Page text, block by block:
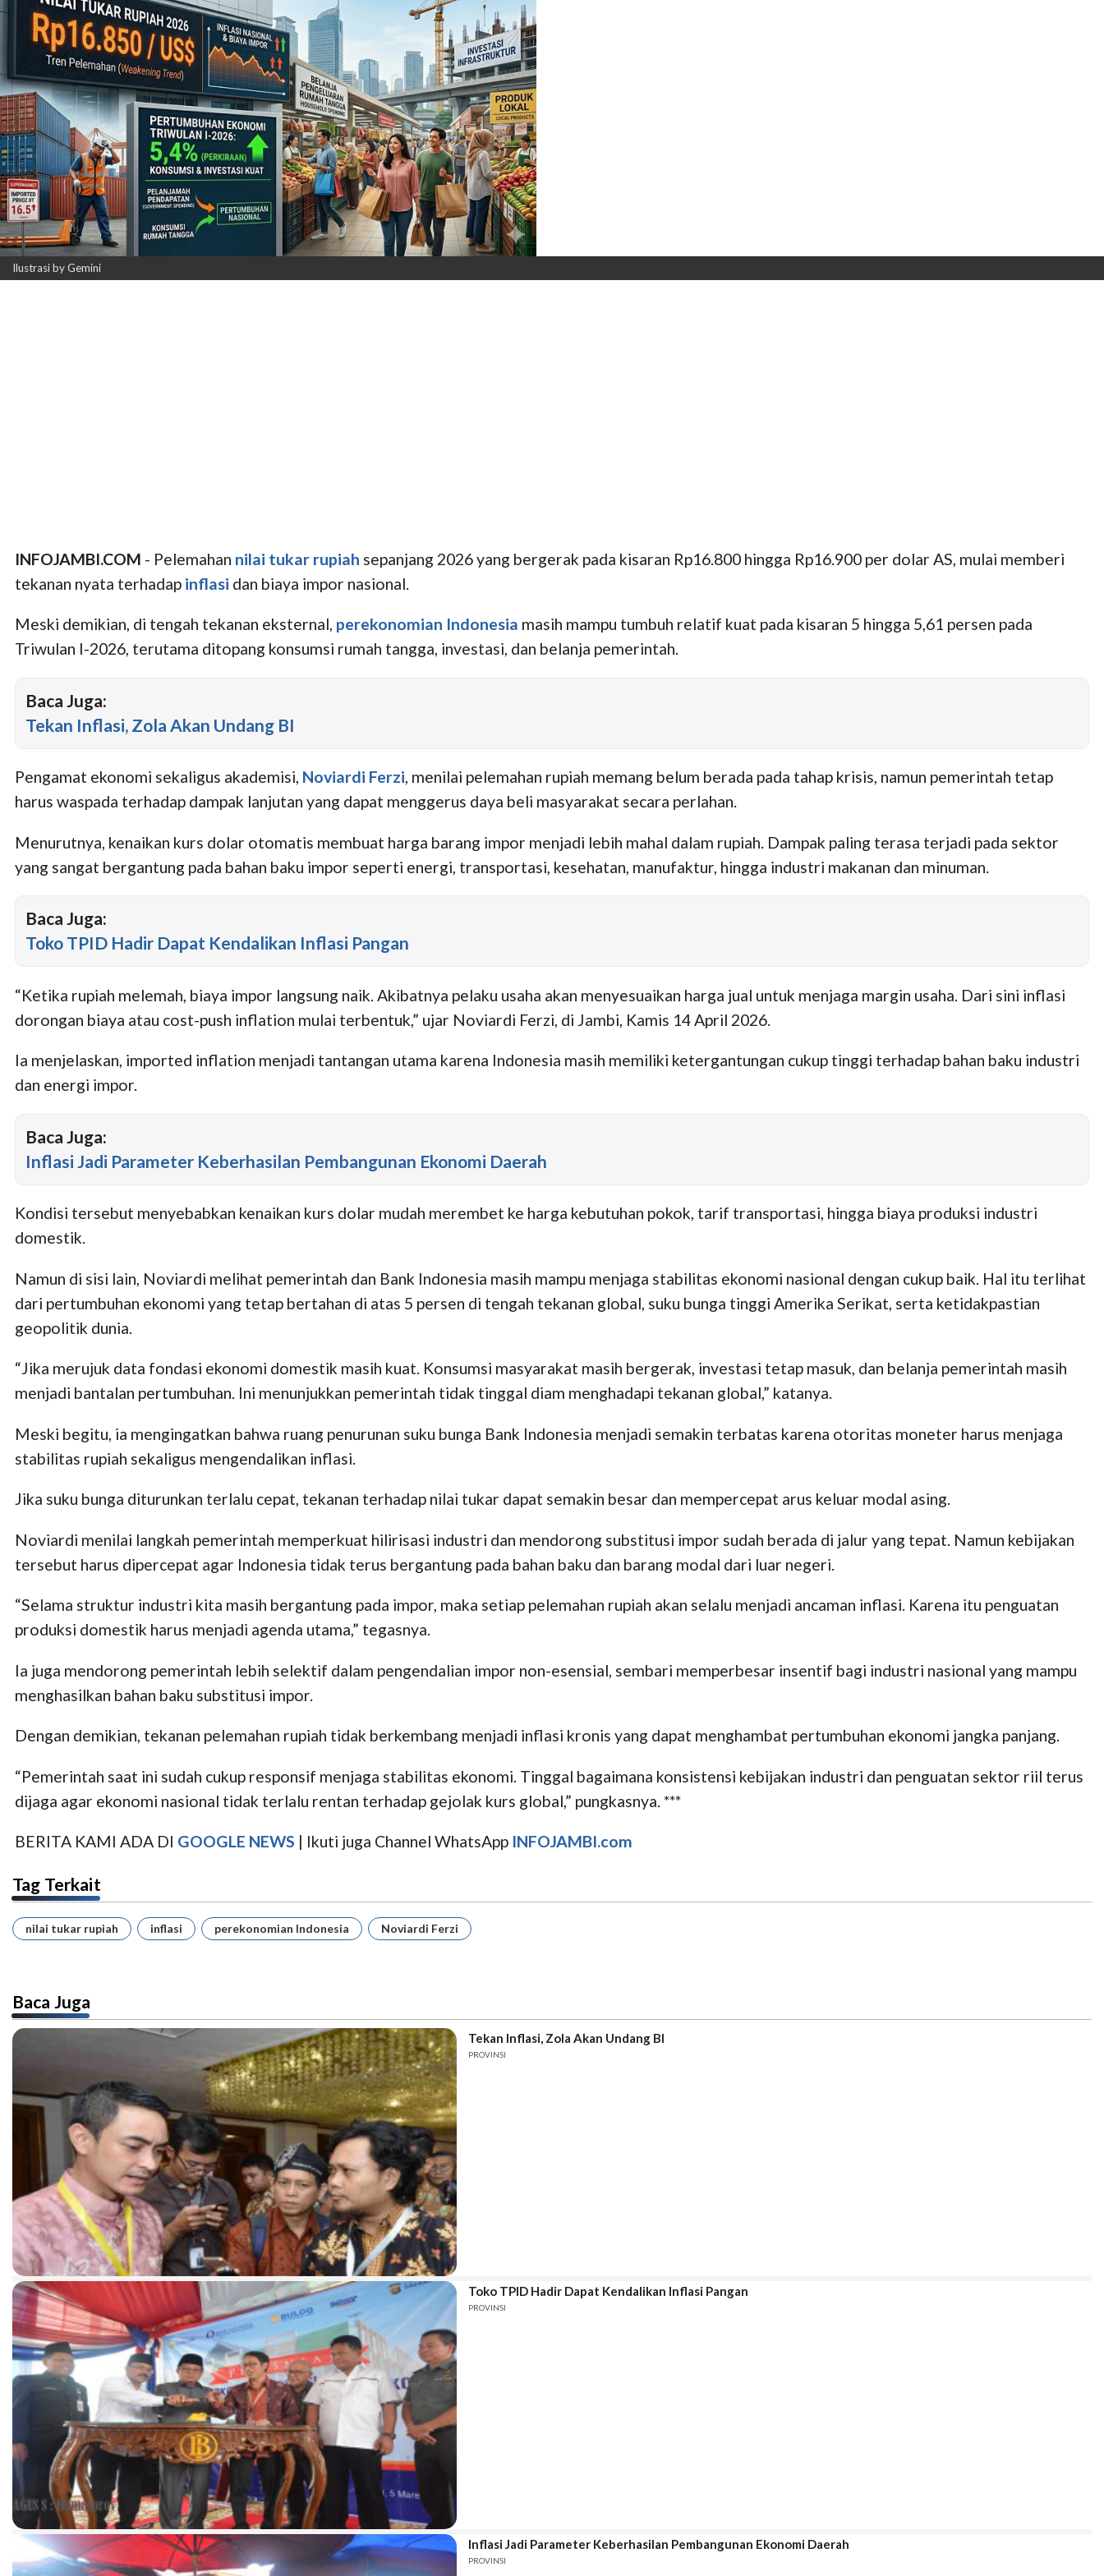
Ilustrasi by Gemini
INFOJAMBI.COM - Pelemahan nilai tukar rupiah sepanjang 2026 yang bergerak pada kisaran Rp16.800 hingga Rp16.900 per dolar AS, mulai memberi
tekanan nyata terhadap inflasi dan biaya impor nasional.
Meski demikian, di tengah tekanan eksternal, perekonomian Indonesia masih mampu tumbuh relatif kuat pada kisaran 5 hingga 5,61 persen pada
Triwulan I-2026, terutama ditopang konsumsi rumah tangga, investasi, dan belanja pemerintah.
Baca Juga:
Tekan Inflasi, Zola Akan Undang BI
Pengamat ekonomi sekaligus akademisi, Noviardi Ferzi, menilai pelemahan rupiah memang belum berada pada tahap krisis, namun pemerintah tetap
harus waspada terhadap dampak lanjutan yang dapat menggerus daya beli masyarakat secara perlahan.
Menurutnya, kenaikan kurs dolar otomatis membuat harga barang impor menjadi lebih mahal dalam rupiah. Dampak paling terasa terjadi pada sektor
yang sangat bergantung pada bahan baku impor seperti energi, transportasi, kesehatan, manufaktur, hingga industri makanan dan minuman.
Baca Juga:
Toko TPID Hadir Dapat Kendalikan Inflasi Pangan
“Ketika rupiah melemah, biaya impor langsung naik. Akibatnya pelaku usaha akan menyesuaikan harga jual untuk menjaga margin usaha. Dari sini inflasi
dorongan biaya atau cost-push inflation mulai terbentuk,” ujar Noviardi Ferzi, di Jambi, Kamis 14 April 2026.
Ia menjelaskan, imported inflation menjadi tantangan utama karena Indonesia masih memiliki ketergantungan cukup tinggi terhadap bahan baku industri
dan energi impor.
Baca Juga:
Inflasi Jadi Parameter Keberhasilan Pembangunan Ekonomi Daerah
Kondisi tersebut menyebabkan kenaikan kurs dolar mudah merembet ke harga kebutuhan pokok, tarif transportasi, hingga biaya produksi industri
domestik.
Namun di sisi lain, Noviardi melihat pemerintah dan Bank Indonesia masih mampu menjaga stabilitas ekonomi nasional dengan cukup baik. Hal itu terlihat
dari pertumbuhan ekonomi yang tetap bertahan di atas 5 persen di tengah tekanan global, suku bunga tinggi Amerika Serikat, serta ketidakpastian
geopolitik dunia.
“Jika merujuk data fondasi ekonomi domestik masih kuat. Konsumsi masyarakat masih bergerak, investasi tetap masuk, dan belanja pemerintah masih
menjadi bantalan pertumbuhan. Ini menunjukkan pemerintah tidak tinggal diam menghadapi tekanan global,” katanya.
Meski begitu, ia mengingatkan bahwa ruang penurunan suku bunga Bank Indonesia menjadi semakin terbatas karena otoritas moneter harus menjaga
stabilitas rupiah sekaligus mengendalikan inflasi.
Jika suku bunga diturunkan terlalu cepat, tekanan terhadap nilai tukar dapat semakin besar dan mempercepat arus keluar modal asing.
Noviardi menilai langkah pemerintah memperkuat hilirisasi industri dan mendorong substitusi impor sudah berada di jalur yang tepat. Namun kebijakan
tersebut harus dipercepat agar Indonesia tidak terus bergantung pada bahan baku dan barang modal dari luar negeri.
“Selama struktur industri kita masih bergantung pada impor, maka setiap pelemahan rupiah akan selalu menjadi ancaman inflasi. Karena itu penguatan
produksi domestik harus menjadi agenda utama,” tegasnya.
Ia juga mendorong pemerintah lebih selektif dalam pengendalian impor non-esensial, sembari memperbesar insentif bagi industri nasional yang mampu
menghasilkan bahan baku substitusi impor.
Dengan demikian, tekanan pelemahan rupiah tidak berkembang menjadi inflasi kronis yang dapat menghambat pertumbuhan ekonomi jangka panjang.
“Pemerintah saat ini sudah cukup responsif menjaga stabilitas ekonomi. Tinggal bagaimana konsistensi kebijakan industri dan penguatan sektor riil terus
dijaga agar ekonomi nasional tidak terlalu rentan terhadap gejolak kurs global,” pungkasnya. ***
BERITA KAMI ADA DI GOOGLE NEWS | Ikuti juga Channel WhatsApp INFOJAMBI.com
Tag Terkait
nilai tukar rupiah inflasi perekonomian Indonesia Noviardi Ferzi
Baca Juga
Tekan Inflasi, Zola Akan Undang BI
PROVINSI
Toko TPID Hadir Dapat Kendalikan Inflasi Pangan
PROVINSI
Inflasi Jadi Parameter Keberhasilan Pembangunan Ekonomi Daerah
PROVINSI